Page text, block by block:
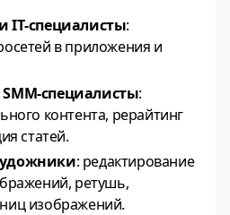
IT‑специалисты:
в приложения и
:
контента, рерайтинг
статей.
: редактирование
ретушь,
изображений.